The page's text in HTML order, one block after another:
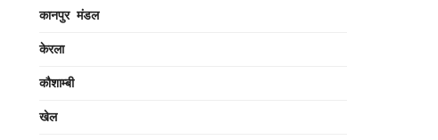
कानपुर मंडल
केरला
कौशाम्बी
खेल